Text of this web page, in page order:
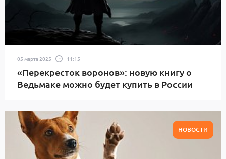
05 марта 2025 11:15
«Перекресток воронов»: новую книгу о
Ведьмаке можно будет купить в России
НОВОСТИ